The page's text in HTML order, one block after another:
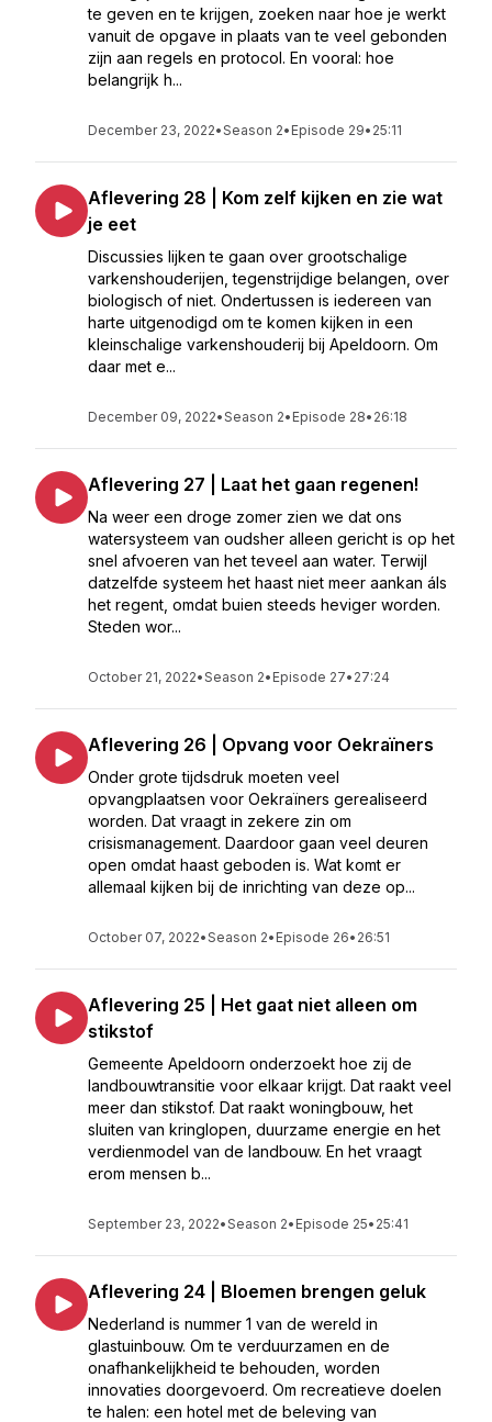
te geven en te krijgen, zoeken naar hoe je werkt
vanuit de opgave in plaats van te veel gebonden
zijn aan regels en protocol. En vooral: hoe
belangrijk h...
December 23, 2022•Season 2• Episode 29• 25:11
Aflevering 28 | Kom zelf kijken en zie wat
je eet
Discussies lijken te gaan over grootschalige
varkenshouderijen, tegenstrijdige belangen, over
biologisch of niet. Ondertussen is iedereen van
harte uitgenodigd om te komen kijken in een
kleinschalige varkenshouderij bij Apeldoorn. Om
daar met e...
December 09, 2022•Season 2• Episode 28• 26:18
Aflevering 27 | Laat het gaan regenen!
Na weer een droge zomer zien we dat ons
watersysteem van oudsher alleen gericht is op het
snel afvoeren van het teveel aan water. Terwijl
datzelfde systeem het haast niet meer aankan áls
het regent, omdat buien steeds heviger worden.
Steden wor...
October 21, 2022•Season 2• Episode 27• 27:24
Aflevering 26 | Opvang voor Oekraïners
Onder grote tijdsdruk moeten veel
opvangplaatsen voor Oekraïners gerealiseerd
worden. Dat vraagt in zekere zin om
crisismanagement. Daardoor gaan veel deuren
open omdat haast geboden is. Wat komt er
allemaal kijken bij de inrichting van deze op...
October 07, 2022•Season 2• Episode 26• 26:51
Aflevering 25 | Het gaat niet alleen om
stikstof
Gemeente Apeldoorn onderzoekt hoe zij de
landbouwtransitie voor elkaar krijgt. Dat raakt veel
meer dan stikstof. Dat raakt woningbouw, het
sluiten van kringlopen, duurzame energie en het
verdienmodel van de landbouw. En het vraagt
erom mensen b...
September 23, 2022•Season 2• Episode 25• 25:41
Aflevering 24 | Bloemen brengen geluk
Nederland is nummer 1 van de wereld in
glastuinbouw. Om te verduurzamen en de
onafhankelijkheid te behouden, worden
innovaties doorgevoerd. Om recreatieve doelen
te halen: een hotel met de beleving van